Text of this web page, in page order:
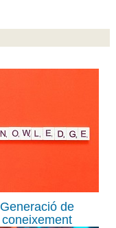
Generació de
coneixement